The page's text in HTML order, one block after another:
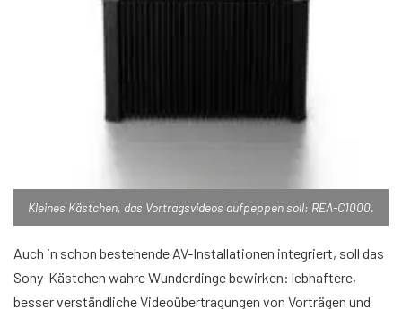
Kleines Kästchen, das Vortragsvideos aufpeppen soll: REA-C1000.
Auch in schon bestehende AV-Installationen integriert, soll das
Sony-Kästchen wahre Wunderdinge bewirken: lebhaftere,
besser verständliche Videoübertragungen von Vorträgen und